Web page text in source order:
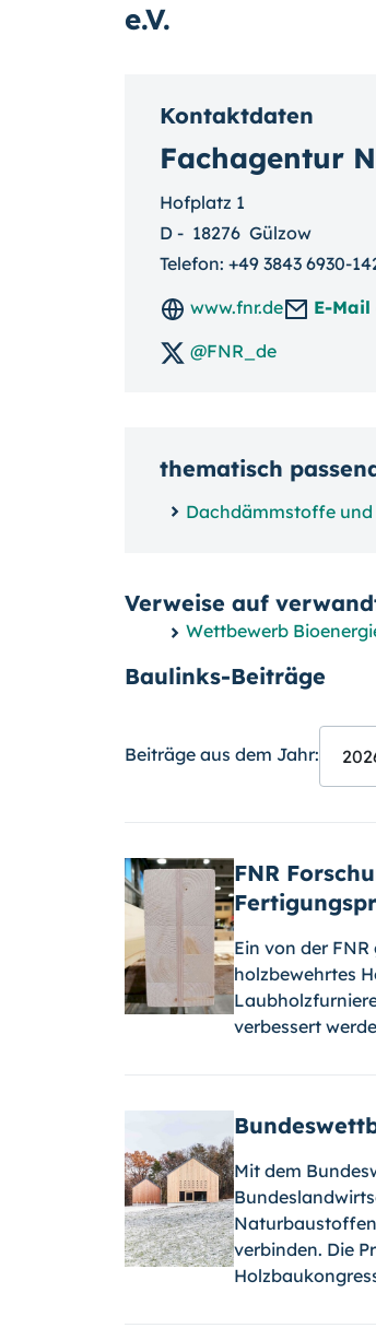
e.V.
Kontaktdaten
Fachagentur
Hofplatz 1
D - 18276 Gülzow
Telefon: +49 3843 6930-
www.fnr.de
E-Mail
@FNR_de
thematisch
Dachdämmstoffe
Verweise auf
Wettbewerb
Baulinks-Beiträge
Beiträge aus dem Jahr:
FNR
Ein von der
holzbewehrtes
verbessert
Mit dem
verbinden. Die